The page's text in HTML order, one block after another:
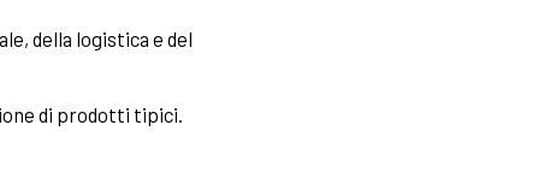
della logistica e del
di prodotti tipici.